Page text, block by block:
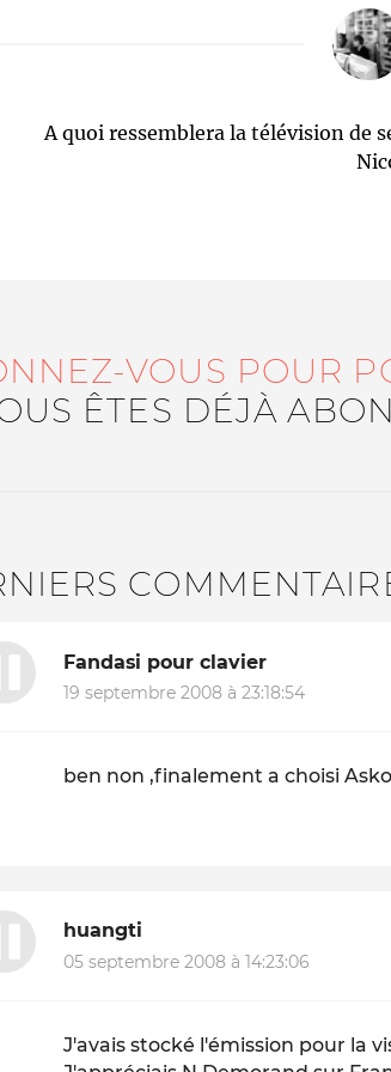
A quoi ressemblera la télévision de
VOUS POUR
ÊTES DÉJÀ
Fandasi pour clavier
19 septembre 2008 à 23:18:54
ben non ,finalement a choisi
huangti
05 septembre 2008 à 14:23:06
J'avais stocké l'émission pour la